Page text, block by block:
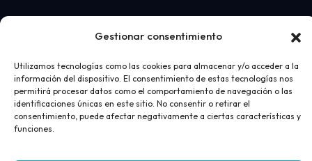
Gestionar consentimiento
Utilizamos tecnologías como las cookies para almacenar y/o acceder a la
información del dispositivo. El consentimiento de estas tecnologías nos
permitirá procesar datos como el comportamiento de navegación o las
identificaciones únicas en este sitio. No consentir o retirar el
consentimiento, puede afectar negativamente a ciertas características y
funciones.